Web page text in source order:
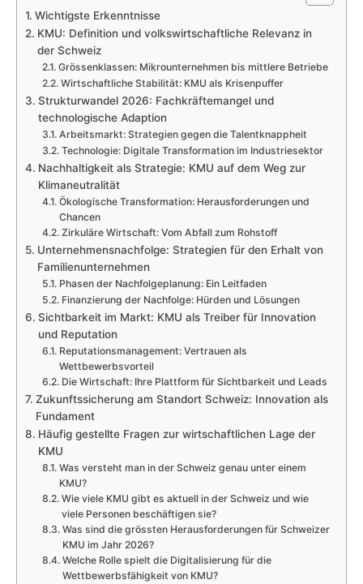
Wichtigste Erkenntnisse
KMU: Definition und volkswirtschaftliche Relevanz in
der Schweiz
Grössenklassen: Mikrounternehmen bis mittlere Betriebe
Wirtschaftliche Stabilität: KMU als Krisenpuffer
Strukturwandel 2026: Fachkräftemangel und
technologische Adaption
Arbeitsmarkt: Strategien gegen die Talentknappheit
Technologie: Digitale Transformation im Industriesektor
Nachhaltigkeit als Strategie: KMU auf dem Weg zur
Klimaneutralität
Ökologische Transformation: Herausforderungen und
Chancen
Zirkuläre Wirtschaft: Vom Abfall zum Rohstoff
Unternehmensnachfolge: Strategien für den Erhalt von
Familienunternehmen
Phasen der Nachfolgeplanung: Ein Leitfaden
Finanzierung der Nachfolge: Hürden und Lösungen
Sichtbarkeit im Markt: KMU als Treiber für Innovation
und Reputation
Reputationsmanagement: Vertrauen als
Wettbewerbsvorteil
Die Wirtschaft: Ihre Plattform für Sichtbarkeit und Leads
Zukunftssicherung am Standort Schweiz: Innovation als
Fundament
Häufig gestellte Fragen zur wirtschaftlichen Lage der
KMU
Was versteht man in der Schweiz genau unter einem
KMU?
Wie viele KMU gibt es aktuell in der Schweiz und wie
viele Personen beschäftigen sie?
Was sind die grössten Herausforderungen für Schweizer
KMU im Jahr 2026?
Welche Rolle spielt die Digitalisierung für die
Wettbewerbsfähigkeit von KMU?